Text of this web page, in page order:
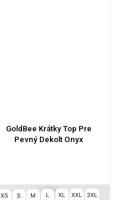
GoldBee Krátky Top Pre
Pevný Dekolt Onyx
€69
XS S M L XL XXL 3XL